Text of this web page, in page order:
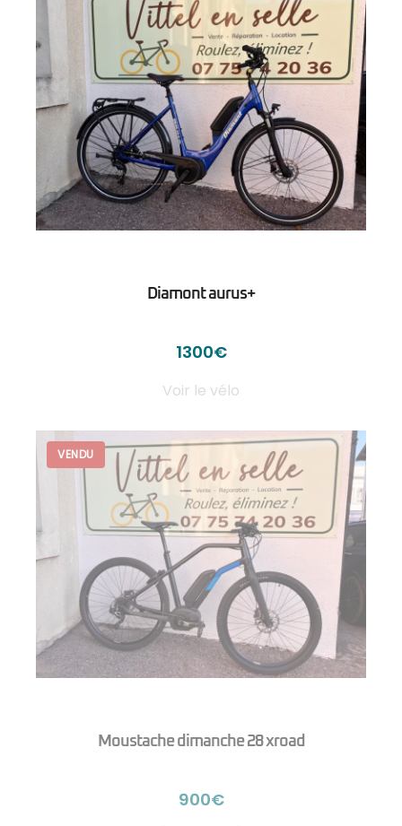
Diamont aurus+
1300€
Voir le vélo
Moustache dimanche 28 xroad
900€